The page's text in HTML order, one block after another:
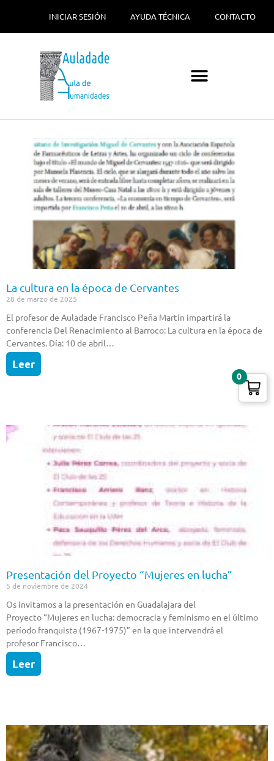
INICIAR SESIÓN AYUDA TÉCNICA CONTACTO
La cultura en la época de Cervantes
28 de marzo de 2025
El profesor de Auladade Francisco Peña Martín impartirá la
conferencia Del Renacimiento al Barroco: La cultura en la época de
Cervantes. Día: 10 de abril…
Leer
Presentación del Proyecto “Mujeres en lucha”
5 de noviembre de 2024
Os invitamos a la presentación en Guadalajara del
Proyecto “Mujeres en lucha: democracia y feminismo en el último
período franquista (1967-1975)” en la que intervendrá el
profesor Francisco…
Leer
0